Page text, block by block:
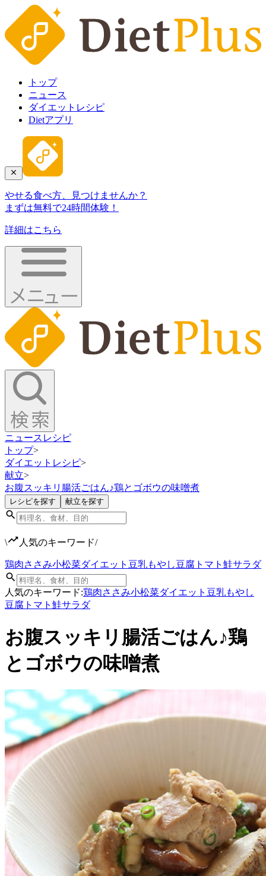
トップ
ニュース
ダイエットレシピ
Dietアプリ
やせる食べ方、見つけませんか？
まずは無料で24時間体験！
詳細はこちら
ニュース レシピ
トップ>
ダイエットレシピ>
献立>
お腹スッキリ腸活ごはん♪鶏とゴボウの味噌煮
レシピを探す 献立を探す
\ 人気のキーワード/
鶏肉ささみ小松菜ダイエット 豆乳もやし豆腐 トマト 鮭サラダ
人気のキーワード:鶏肉ささみ小松菜ダイエット 豆乳もやし
豆腐 トマト 鮭サラダ
お腹スッキリ腸活ごはん♪鶏
とゴボウの味噌煮